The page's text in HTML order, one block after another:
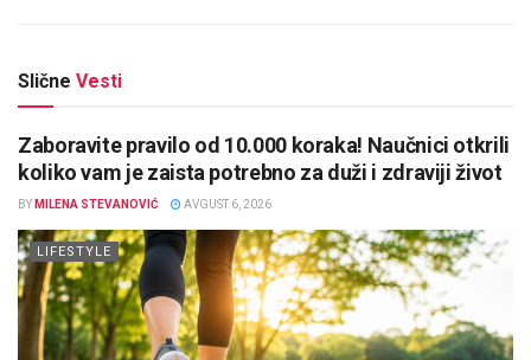
Slične Vesti
Zaboravite pravilo od 10.000 koraka! Naučnici otkrili
koliko vam je zaista potrebno za duži i zdraviji život
BY MILENA STEVANOVIĆ AVGUST 6, 2026
LIFESTYLE